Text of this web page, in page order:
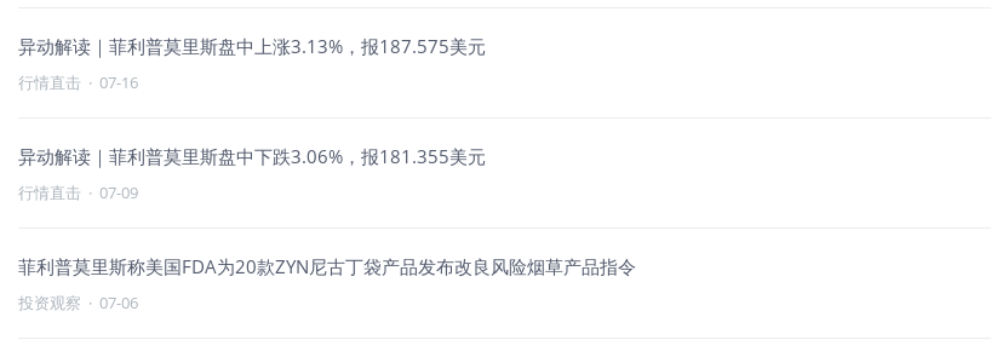
异动解读｜菲利普莫里斯盘中上涨3.13%，报187.575美元
行情直击 · 07-16
异动解读｜菲利普莫里斯盘中下跌3.06%，报181.355美元
行情直击 · 07-09
菲利普莫里斯称美国FDA为20款ZYN尼古丁袋产品发布改良风险烟草产品指令
投资观察 · 07-06